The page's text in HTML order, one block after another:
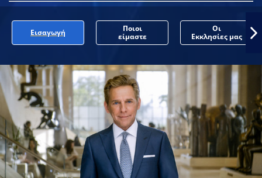
Εισαγωγή
Ποιοι
είμαστε
Οι
Εκκλησίες μας